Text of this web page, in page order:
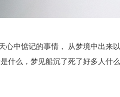
心中惦记的事情， 从梦境中出来
什么，梦见船沉了死了好多人什么